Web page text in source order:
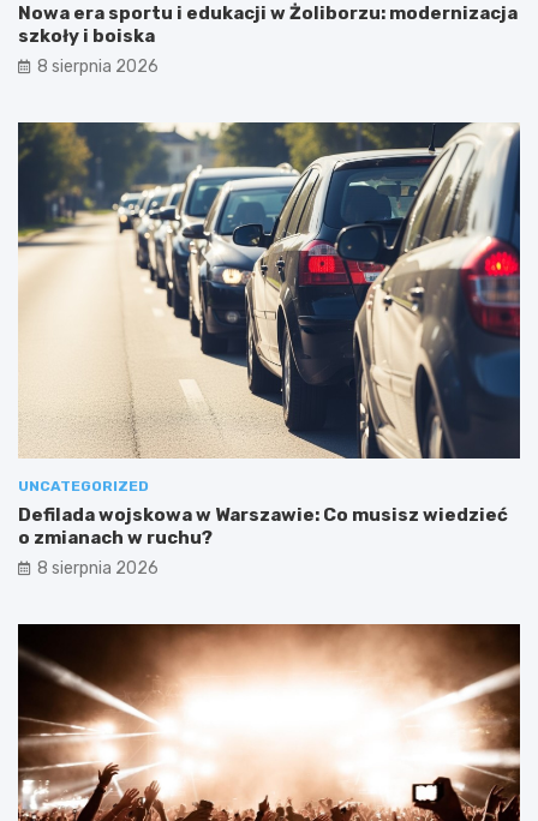
Nowa era sportu i edukacji w Żoliborzu: modernizacja
szkoły i boiska
8 sierpnia 2026
UNCATEGORIZED
Defilada wojskowa w Warszawie: Co musisz wiedzieć
o zmianach w ruchu?
8 sierpnia 2026